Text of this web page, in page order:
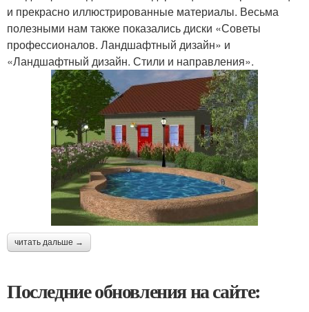
и прекрасно иллюстрированные материалы. Весьма
полезными нам также показались диски «Советы
профессионалов. Ландшафтный дизайн» и
«Ландшафтный дизайн. Стили и направления».
читать дальше →
Последние обновления на сайте: